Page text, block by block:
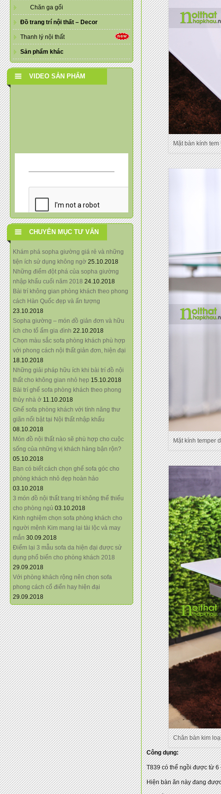
Chăn ga gối
Đồ trang trí nội thất – Decor
Thanh lý nội thất
Sản phẩm khác
VIDEO SẢN PHẨM
CHUYÊN MỤC TƯ VẤN
Khám phá sopha giường giá rẻ và những
tiện ích sử dụng không ngờ 25.10.2018
Những điểm đột phá của sopha giường
nhập khẩu cuối năm 2018 24.10.2018
Bài trí không gian phòng khách theo phong
cách Hàn Quốc đẹp và ấn tượng
23.10.2018
Sopha giường – món đồ giản đơn và hữu
ích cho tổ ấm gia đình 22.10.2018
Chọn màu sắc sofa phòng khách phù hợp
với phong cách nội thất giản đơn, hiện đại
18.10.2018
Những giải pháp hữu ích khi bài trí đồ nội
thất cho không gian nhỏ hẹp 15.10.2018
Bài trí ghế sofa phòng khách theo phong
thủy nhà ở 11.10.2018
Ghế sofa phòng khách với tính năng thư
giãn nổi bật tại Nội thất nhập khẩu
08.10.2018
Món đồ nội thất nào sẽ phù hợp cho cuộc
sống của những vị khách hàng bận rộn?
05.10.2018
Bạn có biết cách chọn ghế sofa góc cho
phòng khách nhỏ đẹp hoàn hảo
03.10.2018
3 món đồ nội thất trang trí không thể thiếu
cho phòng ngủ 03.10.2018
Kinh nghiệm chọn sofa phòng khách cho
người mệnh Kim mang lại tài lộc và may
mắn 30.09.2018
Điểm lại 3 mẫu sofa da hiện đại được sử
dụng phổ biến cho phòng khách 2018
29.09.2018
Với phòng khách rộng nên chọn sofa
phong cách cổ điển hay hiện đại
29.09.2018
Mặt bàn kính
Mặt kính temper
Chân bàn kim
Công dụng:
T839 có thể ngồi được từ
Hiện bàn ăn này đang